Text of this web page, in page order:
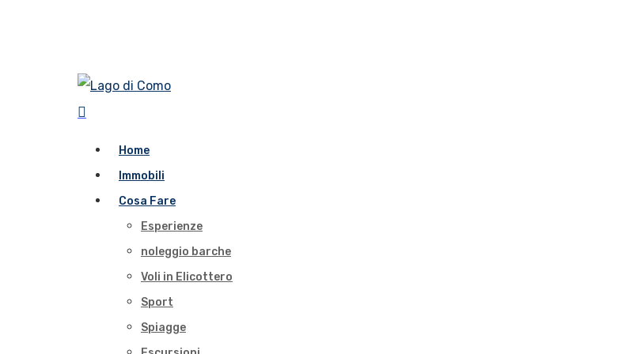
Home
Immobili
Cosa Fare
Esperienze
noleggio barche
Voli in Elicottero
Sport
Spiagge